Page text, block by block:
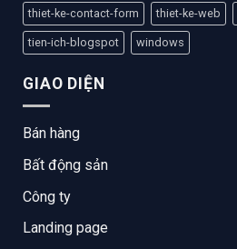
thiet-ke-contact-form thiet-ke-web
tien-ich-blogspot windows
GIAO DIỆN
Bán hàng
Bất động sản
Công ty
Landing page